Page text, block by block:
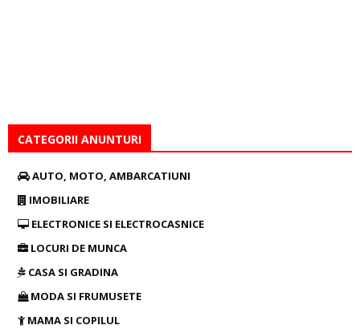
CATEGORII ANUNTURI
AUTO, MOTO, AMBARCATIUNI
IMOBILIARE
ELECTRONICE SI ELECTROCASNICE
LOCURI DE MUNCA
CASA SI GRADINA
MODA SI FRUMUSETE
MAMA SI COPILUL